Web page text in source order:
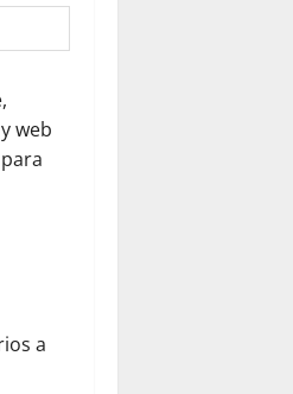
web
a